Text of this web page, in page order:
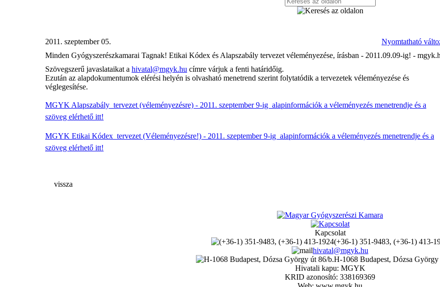
Nyomtatható
2011. szeptember 05.
Minden Gyógyszerészkamarai Tagnak! Etikai Kódex és Alapszabály tervezet véleményezése, írásban - 2011.09.09-ig! -
Szövegszerű javaslataikat a hivatal@mgyk.hu címre várjuk a fenti határidőig.
Ezután az alapdokumentumok elérési helyén is olvasható menetrend szerint folytatódik a tervezetek véleményezése és
véglegesítése.
MGYK Alapszabály  tervezet (véleményezésre) - 2011. szeptember 9-ig  alapinformációk a véleményezés menetrendje és a
szöveg elérhető itt!
MGYK Etikai Kódex  tervezet (Véleményezésre!) - 2011. szeptember 9-ig  alapinformációk a véleményezés menetrendje és a
szöveg elérhető itt!
vissza
Kapcsolat
(+36-1) 351-9483, (+36-1) 413-
hivatal@mgyk.hu
H-1068 Budapest, Dózsa György
Hivatali kapu: MGYK
KRID azonosító: 338169369